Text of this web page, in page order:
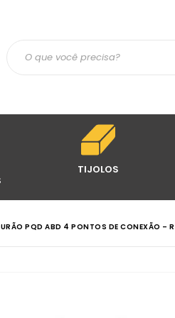
TIJOLOS
PQD ABD 4 PONTOS DE CONEXÃO –